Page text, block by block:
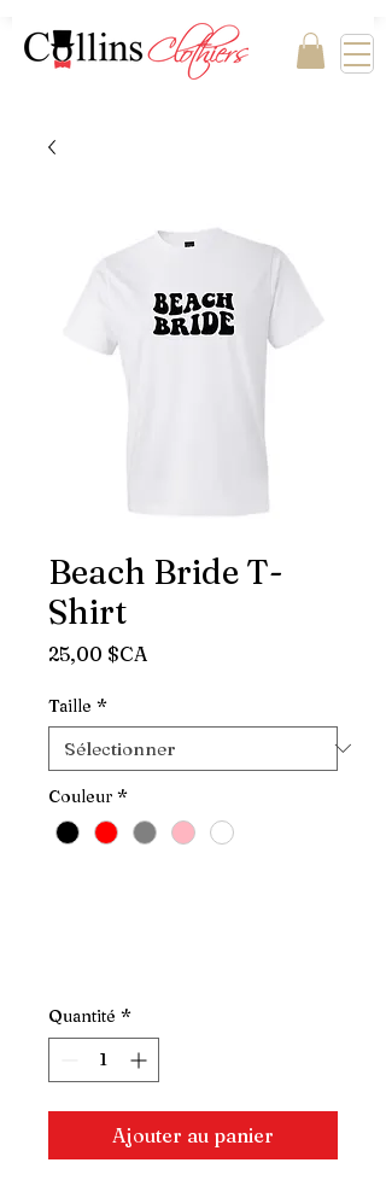
Beach Bride T-
Shirt
25,00 $CA
Taille *
Couleur *
Quantité *
Ajouter au panier